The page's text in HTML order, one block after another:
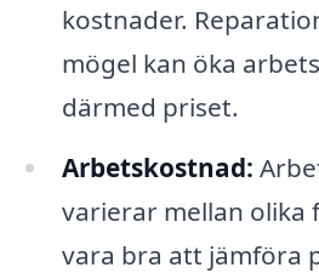
kostnader.
mögel kan öka
därmed priset.
Arbetskostnad:
varierar mellan olika
vara bra att jämföra